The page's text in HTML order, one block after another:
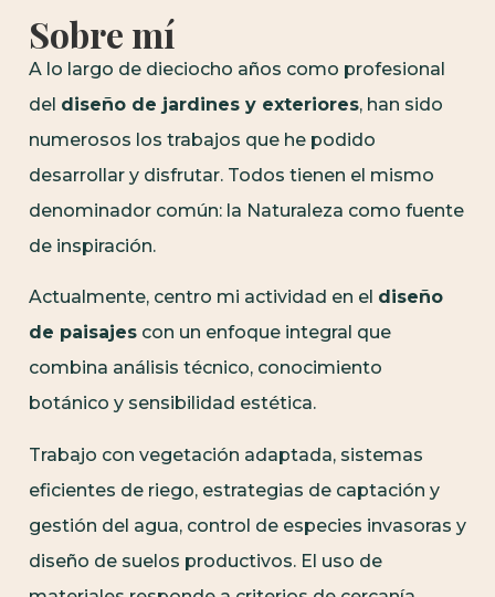
Sobre mí
A lo largo de dieciocho años como profesional
del diseño de jardines y exteriores, han sido
numerosos los trabajos que he podido
desarrollar y disfrutar. Todos tienen el mismo
denominador común: la Naturaleza como fuente
de inspiración.
Actualmente, centro mi actividad en el diseño
de paisajes con un enfoque integral que
combina análisis técnico, conocimiento
botánico y sensibilidad estética.
Trabajo con vegetación adaptada, sistemas
eficientes de riego, estrategias de captación y
gestión del agua, control de especies invasoras y
diseño de suelos productivos. El uso de